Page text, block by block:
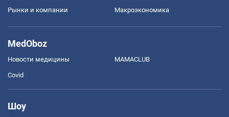
Рынки и компании Mакроэкономика
MedOboz
Новости медицины MAMACLUB
Covid
Шоу